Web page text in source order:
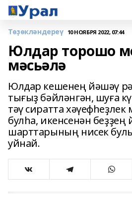
Төҙөкләндереү 10 НОЯБРЯ 2022, 07:44
Юлдар торошо
мәсьәлә
Юлдар кешенең йәшәү
тығыҙ бәйләнгән, шуға
тәү сиратта
булһа, икенсенән беҙҙең
шарттарының нисек
уйнай.